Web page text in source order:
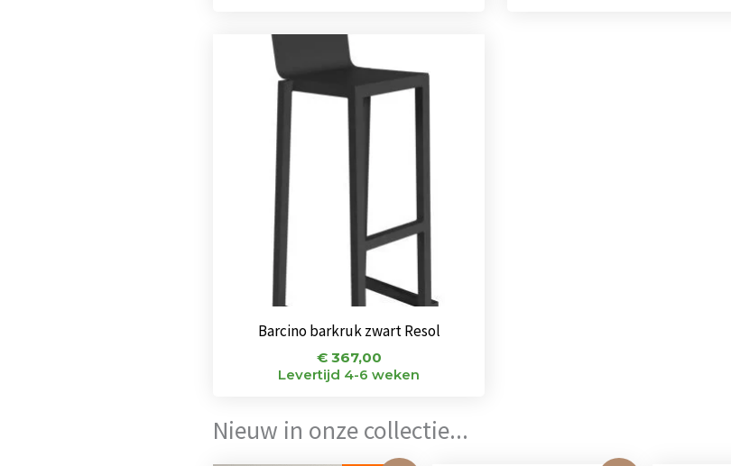
Barcino barkruk zwart Resol
€367,00
Levertijd 4-6 weken
Nieuw in onze collectie...